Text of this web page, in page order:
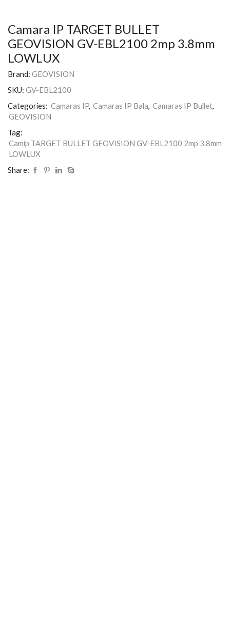
Camara IP TARGET BULLET
GEOVISION GV-EBL2100 2mp 3.8mm
LOWLUX
Brand: GEOVISION
SKU: GV-EBL2100
Categories: Camaras IP, Camaras IP Bala, Camaras IP Bullet,
GEOVISION
Tag:
Camip TARGET BULLET GEOVISION GV-EBL2100 2mp 3.8mm
LOWLUX
Share: